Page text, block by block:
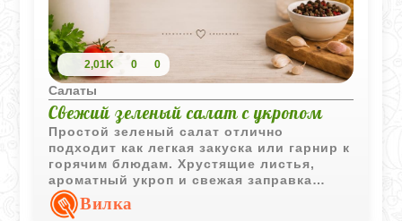
2,01K 0 0
Салаты
Свежий зеленый салат с укропом
Простой зеленый салат отлично
подходит как легкая закуска или гарнир к
горячим блюдам. Хрустящие листья,
ароматный укроп и свежая заправка
делают его очень легким, свежим и
универсальным для повседневного
Вилка